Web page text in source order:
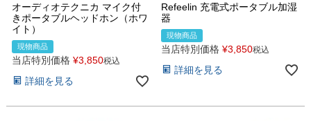
オーディオテクニカ マイク付
きポータブルヘッドホン（ホワ
イト）
現物商品
当店特別価格 ¥3,850税込
詳細を見る
Refeelin 充電式ポータブル加湿
器
現物商品
当店特別価格 ¥3,850税込
詳細を見る